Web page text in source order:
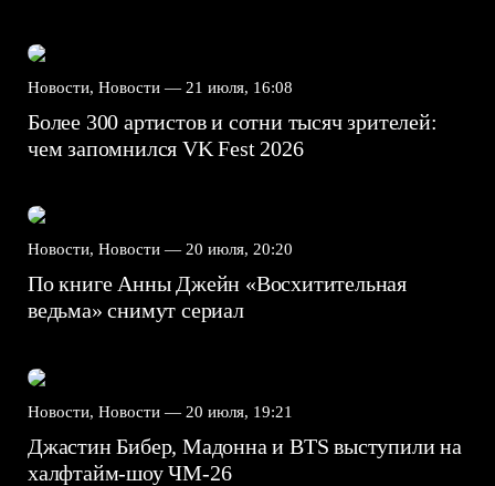
Новости, Новости — 21 июля, 16:08
Более 300 артистов и сотни тысяч зрителей:
чем запомнился VK Fest 2026
Новости, Новости — 20 июля, 20:20
По книге Анны Джейн «Восхитительная
ведьма» снимут сериал
Новости, Новости — 20 июля, 19:21
Джастин Бибер, Мадонна и BTS выступили на
халфтайм-шоу ЧМ-26